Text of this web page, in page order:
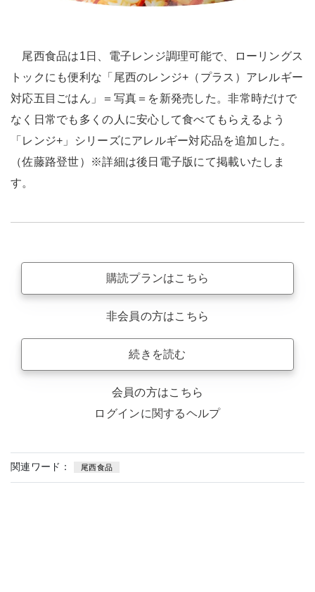
尾西食品は1日、電子レンジ調理可能で、ローリングス
トックにも便利な「尾西のレンジ+（プラス）アレルギー
対応五目ごはん」＝写真＝を新発売した。非常時だけで
なく日常でも多くの人に安心して食べてもらえるよう
「レンジ+」シリーズにアレルギー対応品を追加した。
（佐藤路登世）※詳細は後日電子版にて掲載いたしま
す。
購読プランはこちら
非会員の方はこちら
続きを読む
会員の方はこちら
ログインに関するヘルプ
関連ワード： 尾西食品